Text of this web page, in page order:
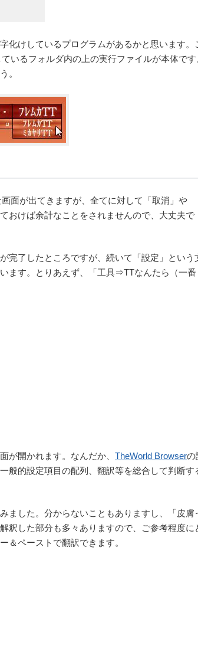
化けしているプログラムがあるかと思います。
いるフォルダ内の上の実行ファイルが本体です
。
面が出てきますが、全てに対して「取消」や
おけば余計なことをされませんので、大丈夫で
完了したところですが、続いて「設定」という
ます。とりあえず、「工具⇒TTなんたら（一番
が開かれます。なんだか、 TheWorld Browserの
般的設定項目の配列、翻訳等を総合して判断す
ました。分からないこともありますし、「皮膚
釈した部分も多々ありますので、ご参考程度に
＆ペーストで翻訳できます。